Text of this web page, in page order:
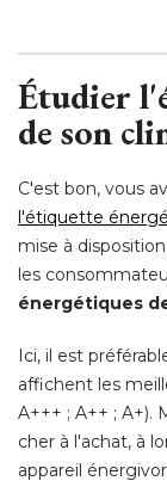
Étudier
de son
C'est bon, vous
l'étiquette
mise à
les
énergétiques
Ici, il est
affichent les
A+++ ; A++ ; A+).
cher à l'achat, à
appareil